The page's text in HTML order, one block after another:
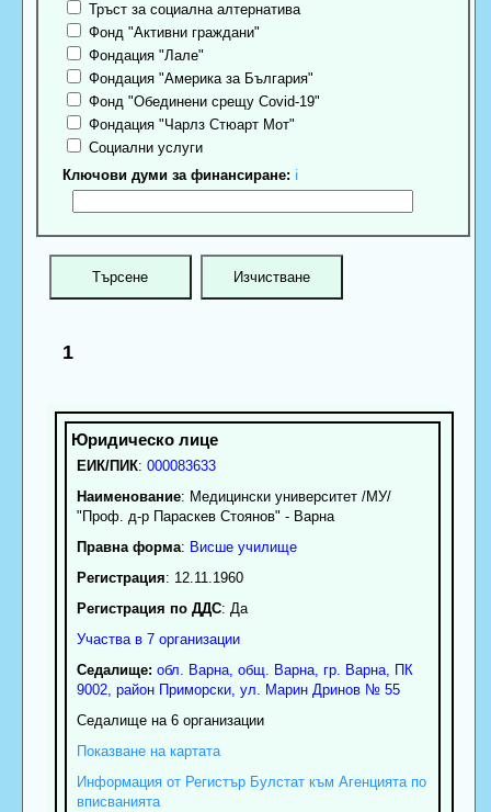
Тръст за социална алтернатива
Фонд "Активни граждани"
Фондация "Лале"
Фондация "Америка за България"
Фонд "Обединени срещу Covid-19"
Фондация "Чарлз Стюарт Мот"
Социални услуги
Ключови думи за финансиране: ℹ
1
ЕИК/ПИК: 000083633
Наименование: Медицински университет /МУ/
"Проф. д-р Параскев Стоянов" - Варна
Правна форма: Висше училище
Регистрация: 12.11.1960
Регистрация по ДДС: Да
Участва в 7 организации
Седалище: обл. Варна, общ. Варна, гр. Варна, ПК
9002, район Приморски, ул. Марин Дринов № 55
Седалище на 6 организации
Показване на картата
Информация от Регистър Булстат към Агенцията по
вписванията